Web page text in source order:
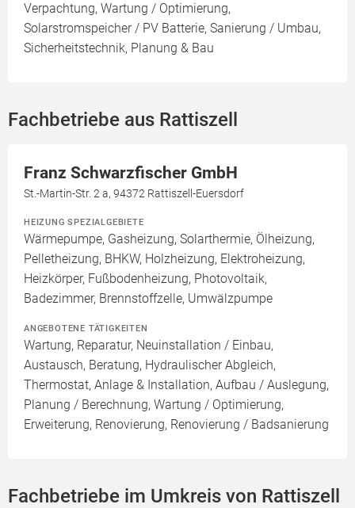
Verpachtung, Wartung / Optimierung,
Solarstromspeicher / PV Batterie, Sanierung / Umbau,
Sicherheitstechnik, Planung & Bau
Fachbetriebe aus Rattiszell
Franz Schwarzfischer GmbH
St.-Martin-Str. 2 a, 94372 Rattiszell-Euersdorf
HEIZUNG SPEZIALGEBIETE
Wärmepumpe, Gasheizung, Solarthermie, Ölheizung,
Pelletheizung, BHKW, Holzheizung, Elektroheizung,
Heizkörper, Fußbodenheizung, Photovoltaik,
Badezimmer, Brennstoffzelle, Umwälzpumpe
ANGEBOTENE TÄTIGKEITEN
Wartung, Reparatur, Neuinstallation / Einbau,
Austausch, Beratung, Hydraulischer Abgleich,
Thermostat, Anlage & Installation, Aufbau / Auslegung,
Planung / Berechnung, Wartung / Optimierung,
Erweiterung, Renovierung, Renovierung / Badsanierung
Fachbetriebe im Umkreis von Rattiszell